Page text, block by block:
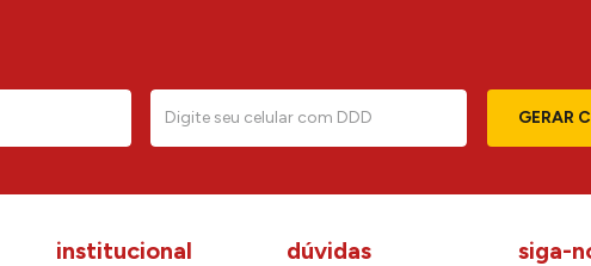
GERAR
institucional dúvidas siga-